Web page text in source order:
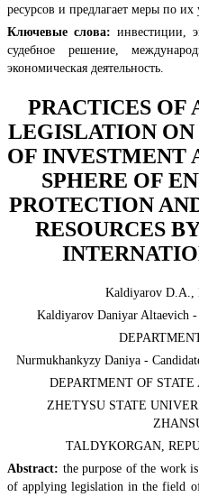
ресурсов и предлагает меры по их
Ключевые слова: инвестиции,
судебное решение,
экономическая деятельность.
PRACTICES OF
LEGISLATION
OF INVESTMENT
SPHERE OF
PROTECTION
RESOURCES
Kaldiyarov D.А.,
Kaldiyarov Daniyar Altaevich
Nurmukhankyzy Daniya -
DEPARTMENT OF
ZHETYSU STATE
TALDYKORGAN,
Abstract: the purpose of the work
of applying legislation in the field